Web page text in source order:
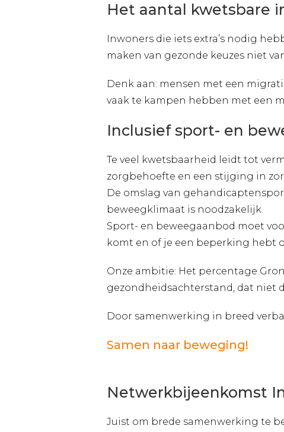
Het aantal kwetsbare
Inwoners die iets extra’s nodig
maken van gezonde keuzes niet
Denk aan: mensen met een
vaak te kampen hebben met een
Inclusief sport- en
Te veel kwetsbaarheid leidt tot
zorgbehoefte en een stijging in
De omslag van
beweegklimaat is noodzakelijk.
Sport- en beweegaanbod moet
komt en of je een beperking hebt
Onze ambitie: Het percentage
gezondheidsachterstand, dat niet
Door samenwerking in breed
Samen naar beweging!
Netwerkbijeenkomst
Juist om brede samenwerking te